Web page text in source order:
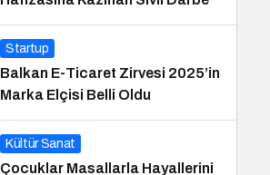
Startup
Balkan E-Ticaret Zirvesi 2025’in
Marka Elçisi Belli Oldu
Kültür Sanat
Çocuklar Masallarla Hayallerini